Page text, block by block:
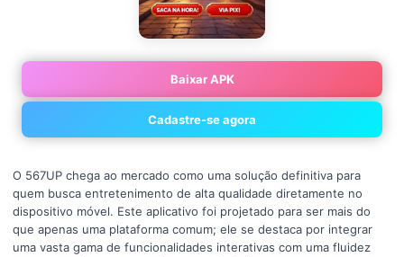
Baixar APK
Cadastre-se agora
O 567UP chega ao mercado como uma solução definitiva para
quem busca entretenimento de alta qualidade diretamente no
dispositivo móvel. Este aplicativo foi projetado para ser mais do
que apenas uma plataforma comum; ele se destaca por integrar
uma vasta gama de funcionalidades interativas com uma fluidez